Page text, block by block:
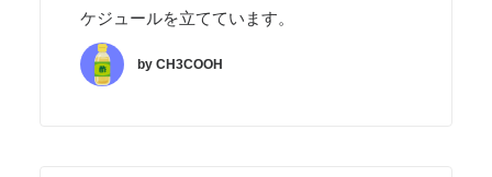
ケジュールを立てています。
by CH3COOH